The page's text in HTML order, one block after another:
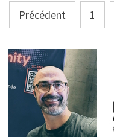
Pagination
des
publications
Précédent 1